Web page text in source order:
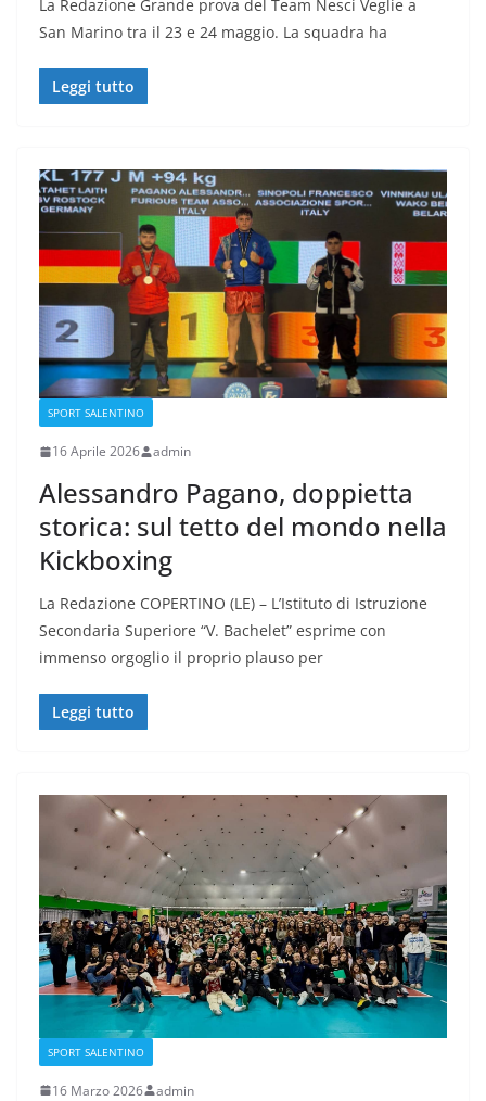
La Redazione Grande prova del Team Nesci Veglie a
San Marino tra il 23 e 24 maggio. La squadra ha
Leggi tutto
SPORT SALENTINO
16 Aprile 2026 admin
Alessandro Pagano, doppietta
storica: sul tetto del mondo nella
Kickboxing
La Redazione COPERTINO (LE) – L’Istituto di Istruzione
Secondaria Superiore “V. Bachelet” esprime con
immenso orgoglio il proprio plauso per
Leggi tutto
SPORT SALENTINO
16 Marzo 2026 admin